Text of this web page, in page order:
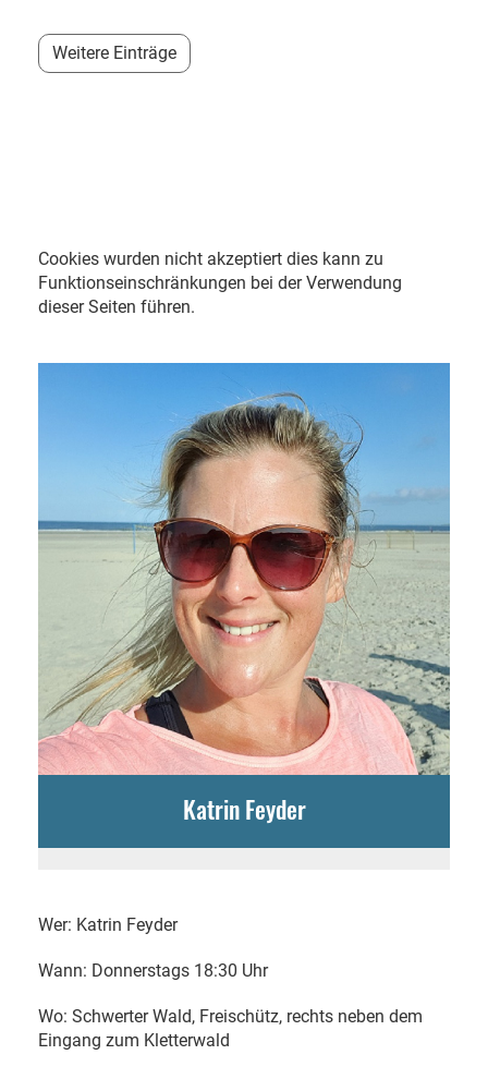
Weitere Einträge
Cookies wurden nicht akzeptiert dies kann zu
Funktionseinschränkungen bei der Verwendung
dieser Seiten führen.
Katrin Feyder
Wer: Katrin Feyder
Wann: Donnerstags 18:30 Uhr
Wo: Schwerter Wald, Freischütz, rechts neben dem
Eingang zum Kletterwald